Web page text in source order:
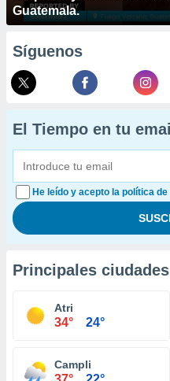
Guatemala.
Síguenos
El Tiempo en tu email
He leído y acepto la política
Principales ciudades
Atri
34° 24°
Campli